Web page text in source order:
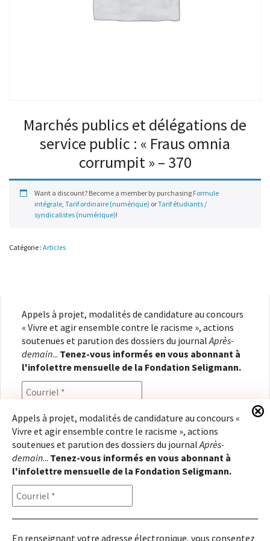
Marchés publics et délégations de
service public : « Fraus omnia
corrumpit » – 370
Want a discount? Become a member by purchasing Formule
intégrale, Tarif ordinaire (numérique) orTarif étudiants /
syndicalistes (numérique)!
Catégorie : Articles
Appels à projet, modalités de candidature au concours
« Vivre et agir ensemble contre le racisme », actions
soutenues et parution des dossiers du journalAprès-
demain... Tenez-vous informés en vous abonnant à
l'infolettre mensuelle de la Fondation Seligmann.
En renseignant votre adresse électronique, vous
consentez à recevoir l'infolettre de la Fondation
Seligmann, conformément à notrepolitique de
confidentialité. Il vous sera possible de vous
désabonner à tout moment.
Appels à projet, modalités de candidature au concours «
Vivre et agir ensemble contre le racisme », actions
soutenues et parution des dossiers du journalAprès-
demain... Tenez-vous informés en vous abonnant à
l'infolettre mensuelle de la Fondation Seligmann.
En renseignant votre adresse électronique, vous consentez